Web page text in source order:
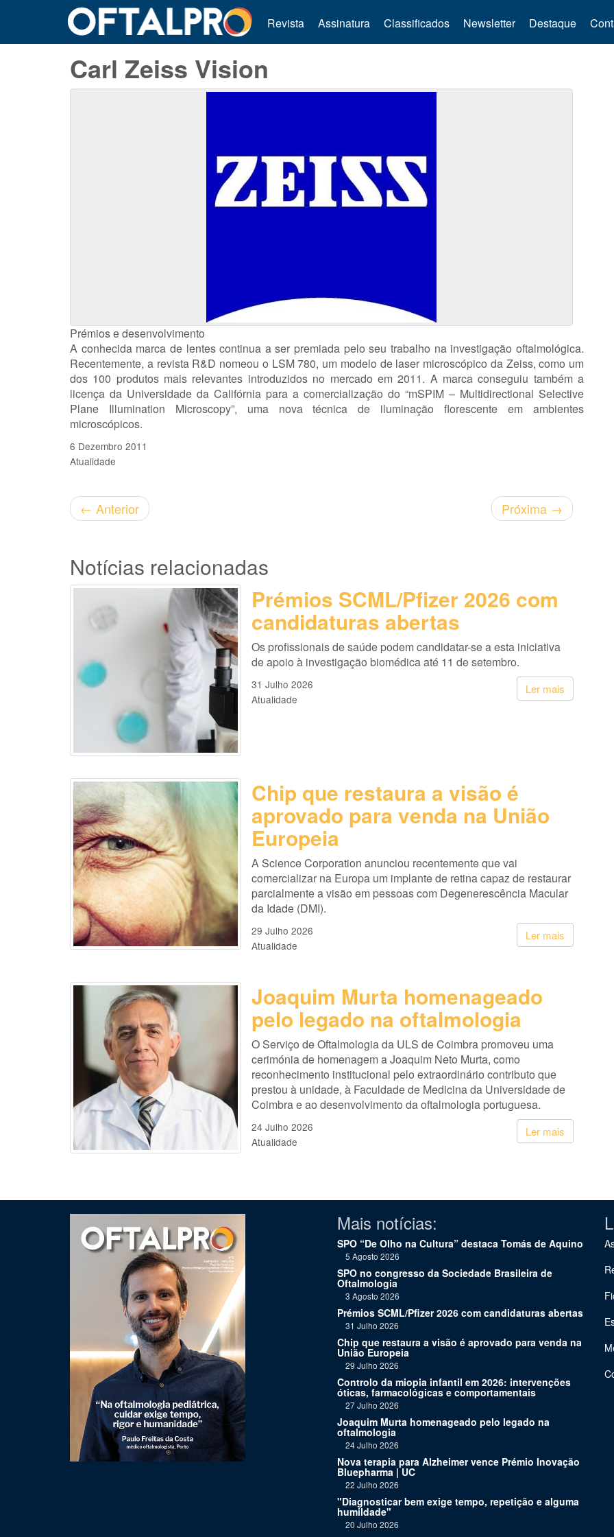
Revista Assinatura Classificados Newsletter Destaque
Carl Zeiss Vision
Prémios e desenvolvimento
A conhecida marca de lentes continua a ser premiada pelo seu trabalho na investigação oftalmológica.
Recentemente, a revista R&D nomeou o LSM 780, um modelo de laser microscópico da Zeiss, como um
dos 100 produtos mais relevantes introduzidos no mercado em 2011. A marca conseguiu também a
licença da Universidade da Califórnia para a comercialização do “mSPIM – Multidirectional Selective
Plane Illumination Microscopy”, uma nova técnica de iluminação florescente em ambientes
microscópicos.
6 Dezembro 2011
Atualidade
← Anterior Próxima →
Notícias relacionadas
Prémios SCML/Pfizer 2026 com
candidaturas abertas
Os profissionais de saúde podem candidatar-se a esta iniciativa
de apoio à investigação biomédica até 11 de setembro.
Ler mais
31 Julho 2026
Atualidade
Chip que restaura a visão é
aprovado para venda na União
Europeia
A Science Corporation anunciou recentemente que vai
comercializar na Europa um implante de retina capaz de restaurar
parcialmente a visão em pessoas com Degenerescência Macular
da Idade (DMI).
Ler mais
29 Julho 2026
Atualidade
Joaquim Murta homenageado
pelo legado na oftalmologia
O Serviço de Oftalmologia da ULS de Coimbra promoveu uma
cerimónia de homenagem a Joaquim Neto Murta, como
reconhecimento institucional pelo extraordinário contributo que
prestou à unidade, à Faculdade de Medicina da Universidade de
Coimbra e ao desenvolvimento da oftalmologia portuguesa.
Ler mais
24 Julho 2026
Atualidade
Clique para ler
Mais notícias:
SPO “De Olho na Cultura” destaca Tomás de Aquino
5 Agosto 2026
SPO no congresso da Sociedade Brasileira de
Oftalmologia
3 Agosto 2026
Prémios SCML/Pfizer 2026 com candidaturas abertas
31 Julho 2026
Chip que restaura a visão é aprovado para venda na
União Europeia
29 Julho 2026
Controlo da miopia infantil em 2026: intervenções
óticas, farmacológicas e comportamentais
27 Julho 2026
Joaquim Murta homenageado pelo legado na
oftalmologia
24 Julho 2026
Nova terapia para Alzheimer vence Prémio Inovação
Bluepharma | UC
22 Julho 2026
"Diagnosticar bem exige tempo, repetição e alguma
humildade"
20 Julho 2026